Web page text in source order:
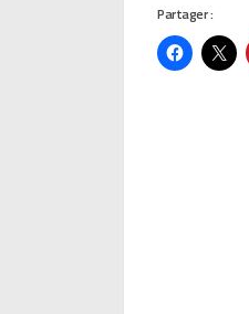
Partager :